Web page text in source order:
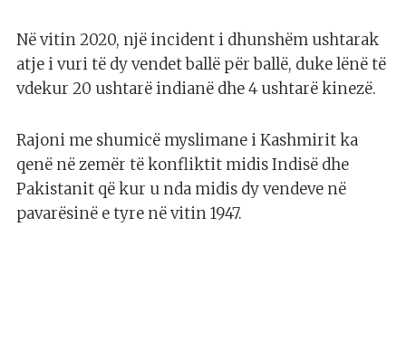
Në vitin 2020, një incident i dhunshëm ushtarak
atje i vuri të dy vendet ballë për ballë, duke lënë të
vdekur 20 ushtarë indianë dhe 4 ushtarë kinezë.
Rajoni me shumicë myslimane i Kashmirit ka
qenë në zemër të konfliktit midis Indisë dhe
Pakistanit që kur u nda midis dy vendeve në
pavarësinë e tyre në vitin 1947.